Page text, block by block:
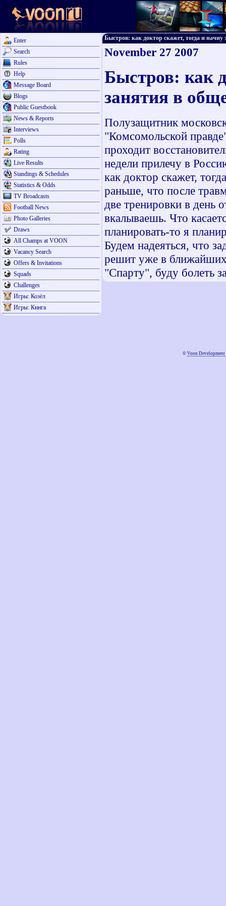
Enter
Search
Rules
Help
Message Board
Blogs
Public Guestbook
News & Reports
Interviews
Polls
Rating
Live Results
Standings & Schedules
Statistics & Odds
TV Broadcasts
Football News
Photo Galleries
Draws
All Champs at VOON
Vacancy Search
Offers & Invitations
Squads
Challenges
Игры: Козёл
Игры: Кинга
Быстров: как доктор скажет, тогда и начну
November 27 2007
Быстров: как
занятия в
Полузащитник
"Комсомольской
проходит
недели прилечу в
как доктор скажет,
раньше, что после
две тренировки в день
вкалываешь. Что
планировать-то я
Будем надеяться, что
решит уже в ближайших
"Спарту", буду болеть
© Voon Development